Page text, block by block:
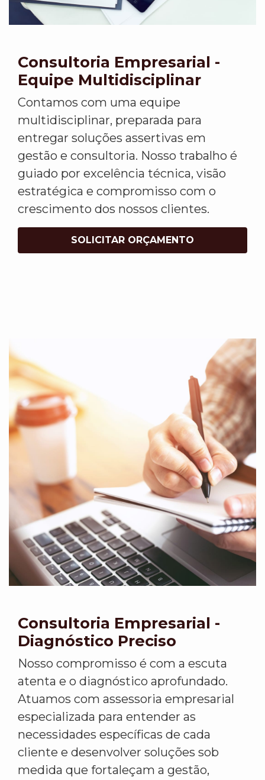
Consultoria Empresarial -
Equipe Multidisciplinar
Contamos com uma equipe
multidisciplinar, preparada para
entregar soluções assertivas em
gestão e consultoria. Nosso trabalho é
guiado por excelência técnica, visão
estratégica e compromisso com o
crescimento dos nossos clientes.
SOLICITAR ORÇAMENTO
Consultoria Empresarial -
Diagnóstico Preciso
Nosso compromisso é com a escuta
atenta e o diagnóstico aprofundado.
Atuamos com assessoria empresarial
especializada para entender as
necessidades específicas de cada
cliente e desenvolver soluções sob
medida que fortaleçam a gestão,